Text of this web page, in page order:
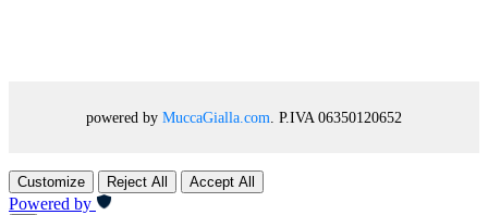
powered by MuccaGialla.com . P.IVA 06350120652
Customize Reject All Accept All
Powered by